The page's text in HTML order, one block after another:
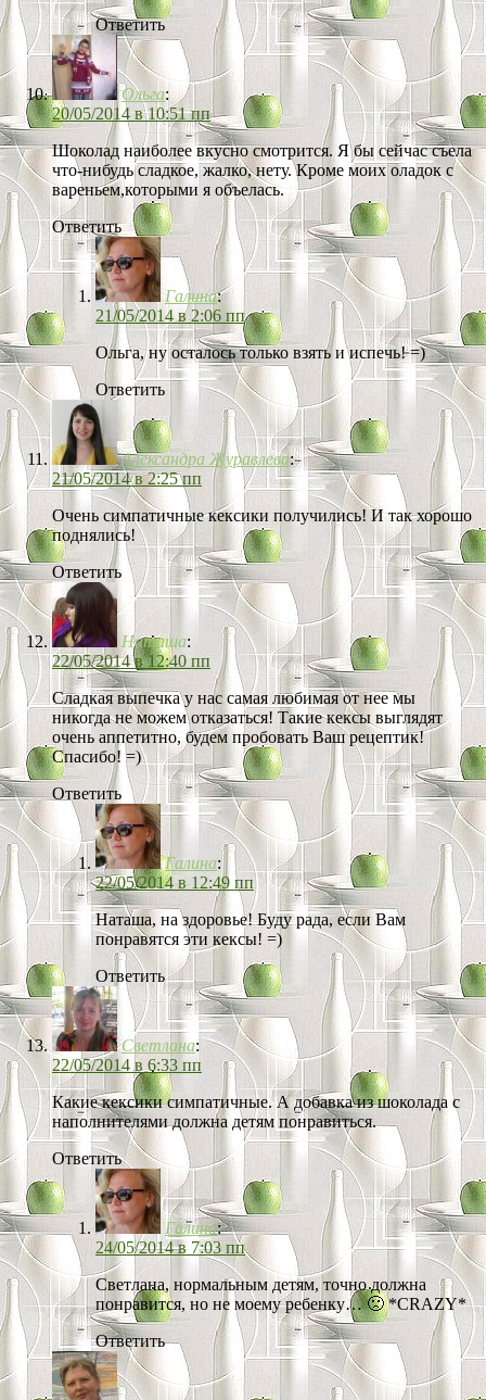
Ответить
Ольга:
20/05/2014 в 10:51 пп
Шоколад наиболее вкусно смотрится. Я бы сейчас съела
что-нибудь сладкое, жалко, нету. Кроме моих оладок с
вареньем,которыми я объелась.
Ответить
Галина:
21/05/2014 в 2:06 пп
Ольга, ну осталось только взять и испечь! =)
Ответить
Александра Журавлева:
21/05/2014 в 2:25 пп
Очень симпатичные кексики получились! И так хорошо
поднялись!
Ответить
Наташа:
22/05/2014 в 12:40 пп
Сладкая выпечка у нас самая любимая от нее мы
никогда не можем отказаться! Такие кексы выглядят
очень аппетитно, будем пробовать Ваш рецептик!
Спасибо! =)
Ответить
Галина:
22/05/2014 в 12:49 пп
Наташа, на здоровье! Буду рада, если Вам
понравятся эти кексы! =)
Ответить
Светлана:
22/05/2014 в 6:33 пп
Какие кексики симпатичные. А добавка из шоколада с
наполнителями должна детям понравиться.
Ответить
Галина:
24/05/2014 в 7:03 пп
Светлана, нормальным детям, точно должна
понравится, но не моему ребенку… 🙁 *CRAZY*
Ответить